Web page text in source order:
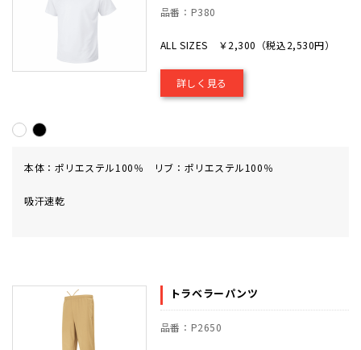
品番：P380
ALL SIZES ￥2,300（税込2,530円）
詳しく見る
本体：ポリエステル100％ リブ：ポリエステル100％
吸汗速乾
トラベラーパンツ
品番：P2650